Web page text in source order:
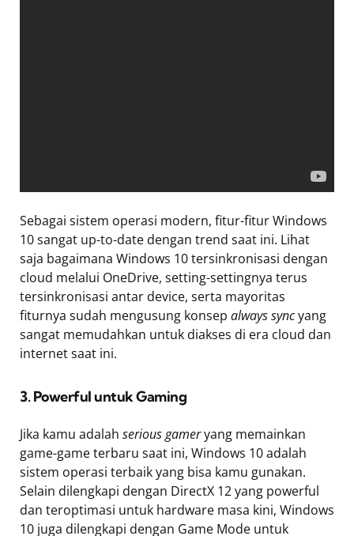
Sebagai sistem operasi modern, fitur-fitur Windows
10 sangat up-to-date dengan trend saat ini. Lihat
saja bagaimana Windows 10 tersinkronisasi dengan
cloud melalui OneDrive, setting-settingnya terus
tersinkronisasi antar device, serta mayoritas
fiturnya sudah mengusung konsep always syncyang
sangat memudahkan untuk diakses di era cloud dan
internet saat ini.
3. Powerful untuk Gaming
Jika kamu adalah serious gameryang memainkan
game-game terbaru saat ini, Windows 10 adalah
sistem operasi terbaik yang bisa kamu gunakan.
Selain dilengkapi dengan DirectX 12 yang powerful
dan teroptimasi untuk hardware masa kini, Windows
10 juga dilengkapi dengan Game Mode untuk